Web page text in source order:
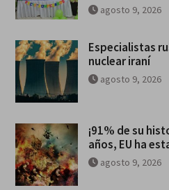
agosto 9, 2026
Especialistas
nuclear iraní
agosto 9, 2026
¡91% de su
años, EU ha
agosto 9, 2026